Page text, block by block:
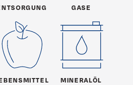
GASE
MINERALÖL